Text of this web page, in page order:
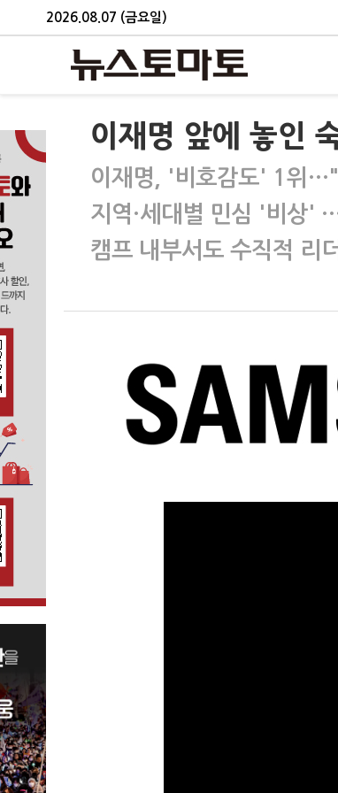
2026.08.07 (금요일)
이재명 앞에 놓인
이재명, '비호감도' 1위…"
지역·세대별 민심 '비상'
캠프 내부서도 수직적 리